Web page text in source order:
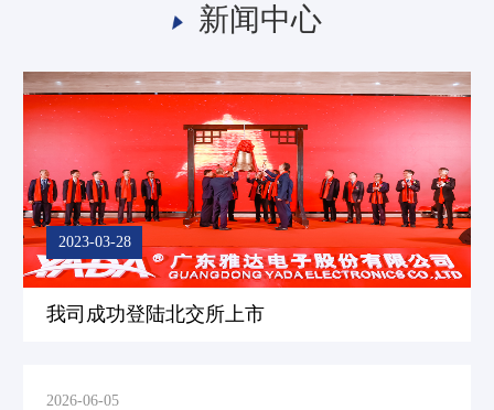
新闻中心
我司成功登陆北交所上市
2023-03-28
2026-06-05